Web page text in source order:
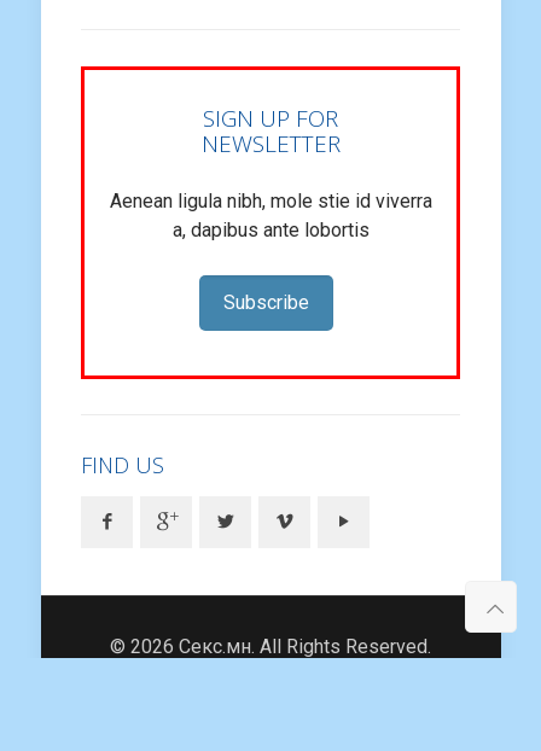
SIGN UP FOR
NEWSLETTER
Aenean ligula nibh, mole stie id viverra
a, dapibus ante lobortis
Subscribe
FIND US
© 2026 Секс.мн. All Rights Reserved.